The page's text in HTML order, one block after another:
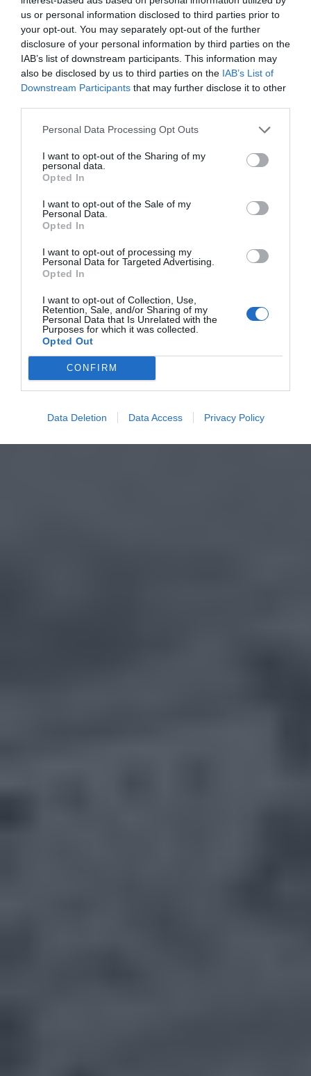
us or personal information disclosed to third parties prior to
your opt-out. You may separately opt-out of the further
disclosure of your personal information by third parties on the
IAB’s list of downstream participants. This information may
also be disclosed by us to third parties on the IAB’s List of
Downstream Participants that may further disclose it to other
Personal Data Processing Opt Outs
I want to opt-out of the Sharing of my
personal data.
Opted In
I want to opt-out of the Sale of my
Personal Data.
Opted In
I want to opt-out of processing my
Personal Data for Targeted Advertising.
Opted In
I want to opt-out of Collection, Use,
Retention, Sale, and/or Sharing of my
Personal Data that Is Unrelated with the
Purposes for which it was collected.
Opted Out
CONFIRM
Data Deletion Data Access Privacy Policy